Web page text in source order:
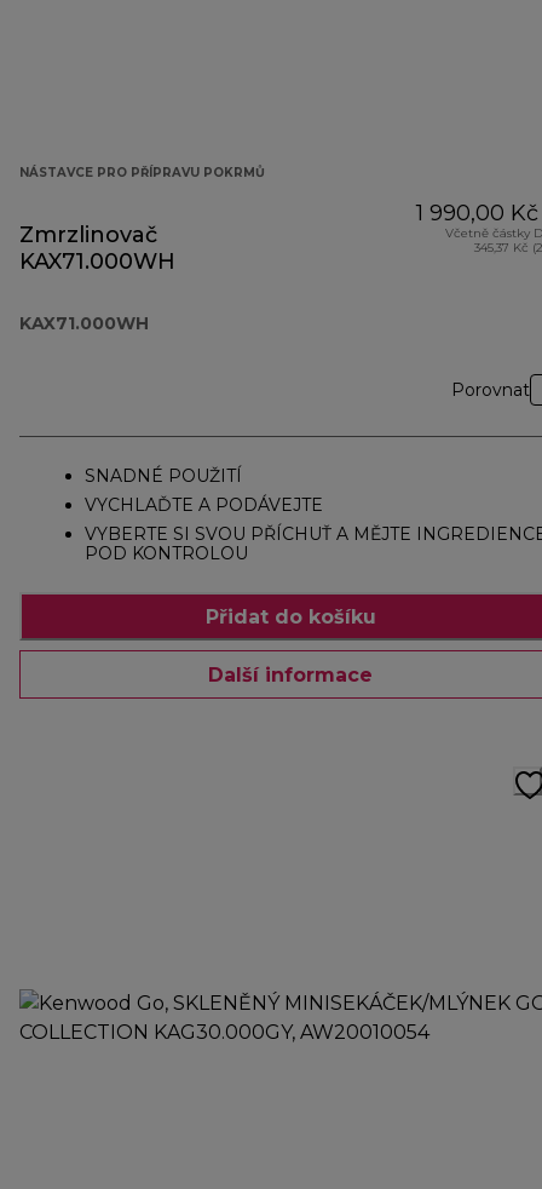
NÁSTAVCE PRO PŘÍPRAVU POKRMŮ
Zmrzlinovač
KAX71.000WH
KAX71.000WH
1 990,00 Kč
Včetně částky
345,37 Kč
Porovnat
SNADNÉ POUŽITÍ
VYCHLAĎTE A PODÁVEJTE
VYBERTE SI SVOU PŘÍCHUŤ A MĚJTE
POD KONTROLOU
Přidat do košíku
Další informace